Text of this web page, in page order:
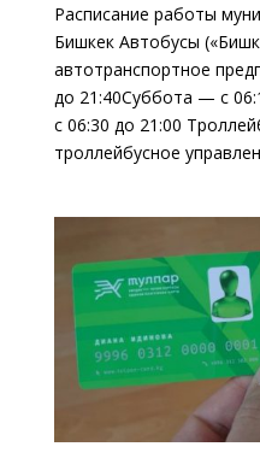
Расписание работы
Бишкек Автобусы
автотранспортное
до 21:40Суббота — с
с 06:30 до 21:00
троллейбусное